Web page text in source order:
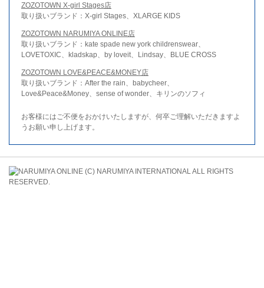
ZOZOTOWN X-girl Stages店
取り扱いブランド：X-girl Stages、XLARGE KIDS
ZOZOTOWN NARUMIYA ONLINE店
取り扱いブランド：kate spade new york childrenswear、
LOVETOXIC、kladskap、by loveit、Lindsay、BLUE CROSS
ZOZOTOWN LOVE&PEACE&MONEY店
取り扱いブランド：After the rain、babycheer、
Love&Peace&Money、sense of wonder、キリンのソフィ
お客様にはご不便をおかけいたしますが、何卒ご理解いただきますよ
うお願い申し上げます。